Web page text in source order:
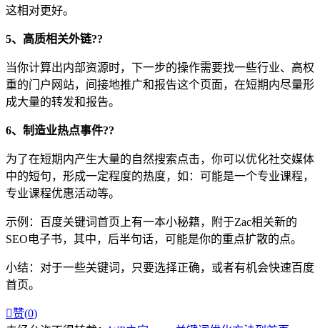
这相对更好。
5、高质相关外链??
当你计算出内部资源时，下一步的操作需要找一些行业、高权
重的门户网站，间接地推广和报告这个页面，在短期内尽量形
成大量的转发和报告。
6、制造业热点事件??
为了在短期内产生大量的自然搜索点击，你可以优化社交媒体
中的短句，形成一定程度的热度，如：可能是一个专业课程，
专业课程优惠活动等。
示例：百度关键词首页上有一本小秘籍，附于Zac相关新的
SEO电子书，其中，后半句话，可能是你的重点扩散的点。
小结：对于一些关键词，只要选择正确，或者有机会快速百度
首页。
赞(0)